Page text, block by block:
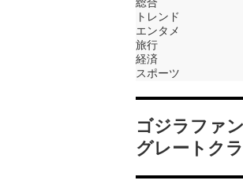
トレンド
エンタメ
旅行
経済
スポーツ
ゴジラファ
グレートク